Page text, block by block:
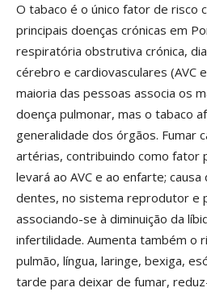
O tabaco é o único fator de risco
principais doenças crónicas em
respiratória obstrutiva crónica,
cérebro e cardiovasculares (AVC
maioria das pessoas associa os
doença pulmonar, mas o tabaco
generalidade dos órgãos. Fumar
artérias, contribuindo como fator
levará ao AVC e ao enfarte;
dentes, no sistema reprodutor e
associando-se à diminuição da
infertilidade. Aumenta também o
pulmão, língua, laringe, bexiga,
tarde para deixar de fumar,